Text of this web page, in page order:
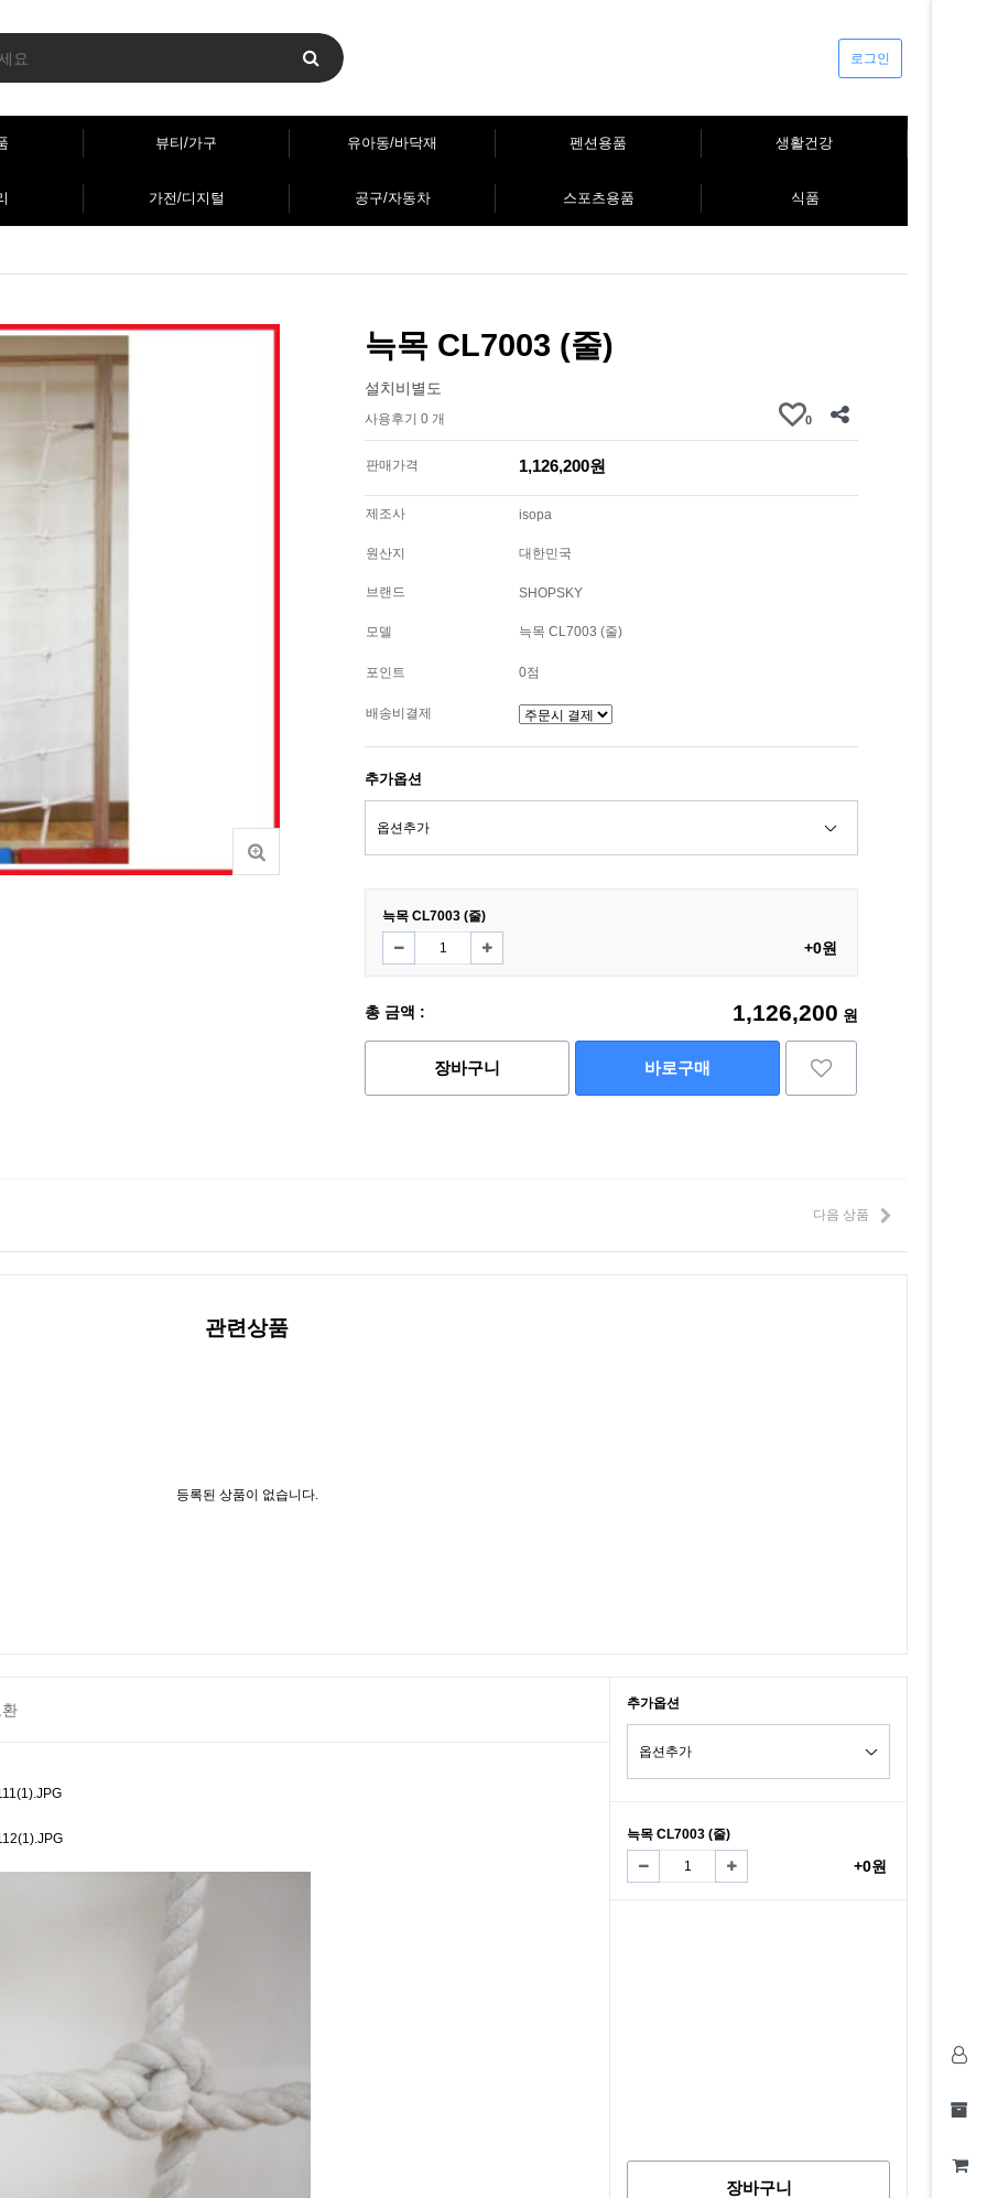
로그인
뷰티/가구 유아동/바닥재 펜션용품 생활건강
가전/디지털 공구/자동차 스포츠용품 식품
늑목 CL7003 (줄)
설치비별도
사용후기 0 개 0
판매가격 1,126,200원
제조사 isopa
원산지 대한민국
브랜드 SHOPSKY
모델 늑목 CL7003 (줄)
포인트 0점
배송비결제
추가옵션
늑목 CL7003 (줄)
+0원
총 금액 : 1,126,200 원
장바구니 바로구매
다음 상품
관련상품
등록된 상품이 없습니다.
추가옵션
늑목 CL7003 (줄)
+0원
장바구니